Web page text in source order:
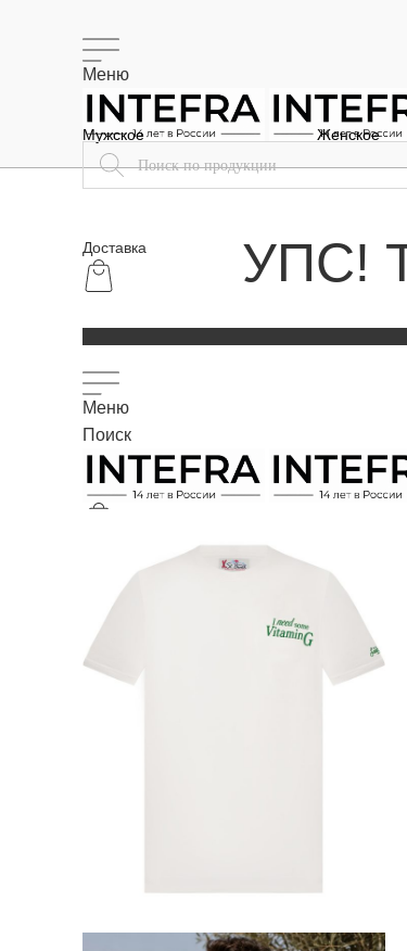
Меню
Доставка
Меню
Поиск
Мужское Женское
УПС!